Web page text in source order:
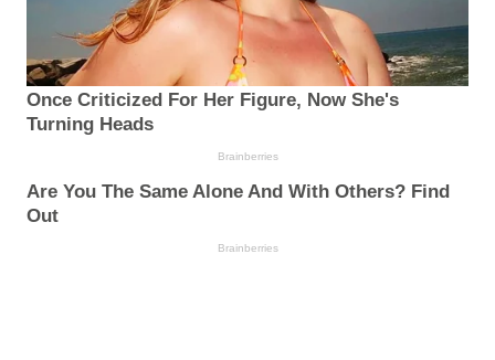
Once Criticized For Her Figure, Now She's
Turning Heads
Brainberries
Are You The Same Alone And With Others? Find
Out
Brainberries